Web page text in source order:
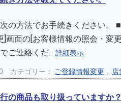
の方法でお手続きください。
]画面の[お客様情報の照会・
ご連絡くだ... 詳細表示
カテゴリー： ご登録情報変更 , 店
の商品も取り扱っていますか？